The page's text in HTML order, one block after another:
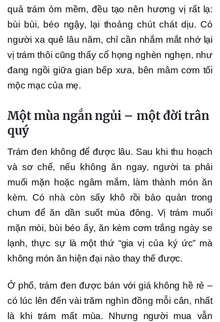
quả trám ỏm mềm, đều tạo nên hương vị rất lạ:
bùi bùi, béo ngậy, lại thoảng chút chát dịu. Có
người xa quê lâu năm, chỉ cần nhắm mắt nhớ lại
vị trám thôi cũng thấy cổ họng nghèn nghẹn, như
đang ngồi giữa gian bếp xưa, bên mâm cơm tối
mộc mạc của mẹ.
Một mùa ngắn ngủi – một đời trân
quý
Trám đen không để được lâu. Sau khi thu hoạch
và sơ chế, nếu không ăn ngay, người ta phải
muối mặn hoặc ngâm mắm, làm thành món ăn
kèm. Có nhà còn sấy khô rồi bảo quản trong
chum để ăn dần suốt mùa đông. Vị trám muối
mặn mòi, bùi béo ấy, ăn kèm cơm trắng ngày se
lạnh, thực sự là một thứ “gia vị của ký ức” mà
không món ăn hiện đại nào thay thế được.
Ở phố, trám đen được bán với giá không hề rẻ –
có lúc lên đến vài trăm nghìn đồng mỗi cân, nhất
là khi trám mất mùa. Nhưng người mua vẫn